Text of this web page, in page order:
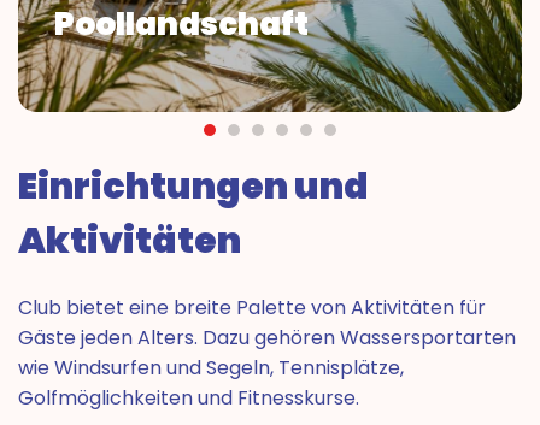
Poollandschaft
Einrichtungen und
Aktivitäten
Club bietet eine breite Palette von Aktivitäten für
Gäste jeden Alters. Dazu gehören Wassersportarten
wie Windsurfen und Segeln, Tennisplätze,
Golfmöglichkeiten und Fitnesskurse.